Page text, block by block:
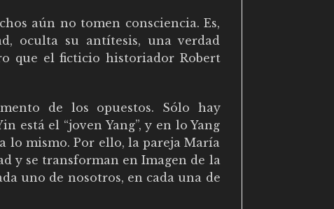
aún no tomen consciencia. Es,
oculta su antítesis, una verdad
que el ficticio historiador Robert
de los opuestos. Sólo hay
está el “joven Yang”, y en lo Yang
lo mismo. Por ello, la pareja María
y se transforman en Imagen de la
uno de nosotros, en cada una de